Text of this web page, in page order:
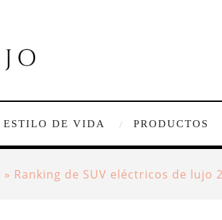
ESTILO DE VIDA PRODUCTOS
» Ranking de SUV eléctricos de lujo